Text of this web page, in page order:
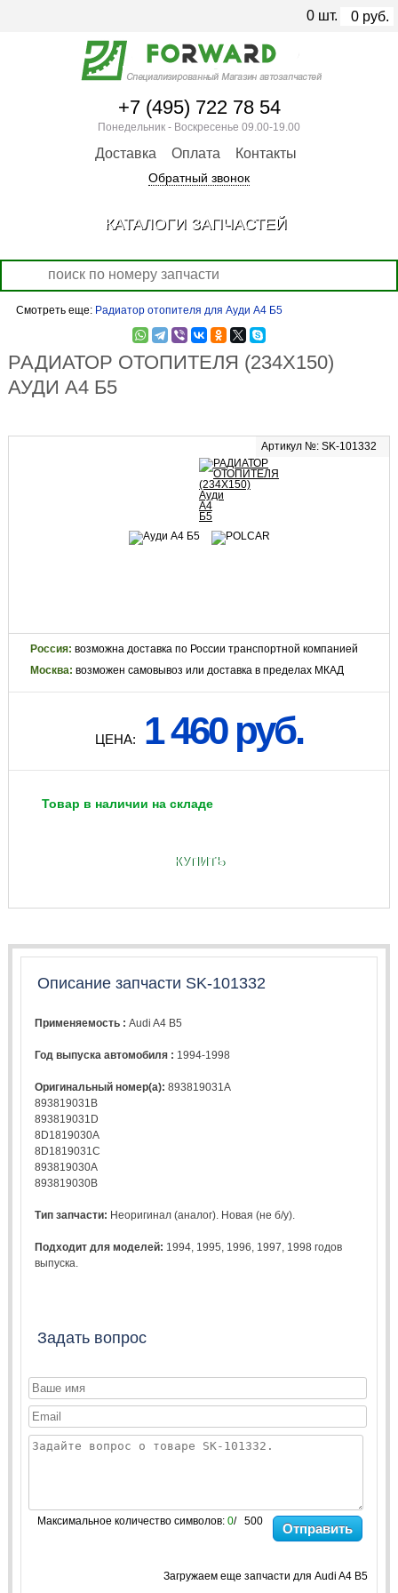
Смотреть еще: Радиатор отопителя для Ауди А4 Б5
РАДИАТОР ОТОПИТЕЛЯ (234Х150)
АУДИ А4 Б5
Артикул №: SK-101332
Россия: возможна доставка по России транспортной компанией
Москва: возможен самовывоз или доставка в пределах МКАД
ЦЕНА: 1 460 руб.
Товар в наличии на складе
КУПИТЬ
Описание запчасти SK-101332
Применяемость :Audi A4 B5
Год выпуска автомобиля : 1994-1998
Оригинальный номер(а):893819031A
893819031B
893819031D
8D1819030A
8D1819031C
893819030A
893819030B
Тип запчасти: Неоригинал (аналог). Новая (не б/у).
Подходит для моделей: 1994 1995 1996 1997 1998 годов
выпуска.
Задать вопрос
Максимальное количество символов: 0/ 500 Отправить
Загружаем еще запчасти для Audi A4 B5
+7 (495) 722 78 54
Понедельник - Воскресенье 09.00-19.00
Доставка Оплата Контакты
Обратный звонок
0 шт. 0 руб.
КАТАЛОГИ ЗАПЧАСТЕЙ